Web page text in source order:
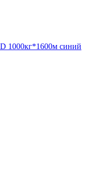
1000кг*1600м синий